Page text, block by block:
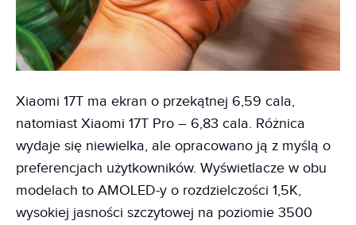
Xiaomi 17T ma ekran o przekątnej 6,59 cala,
natomiast Xiaomi 17T Pro – 6,83 cala. Różnica
wydaje się niewielka, ale opracowano ją z myślą o
preferencjach użytkowników. Wyświetlacze w obu
modelach to AMOLED-y o rozdzielczości 1,5K,
wysokiej jasności szczytowej na poziomie 3500